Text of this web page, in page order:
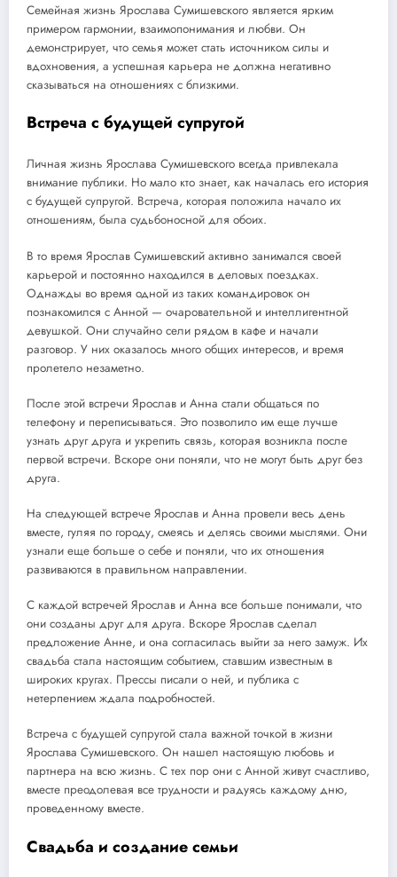
Семейная жизнь Ярослава Сумишевского является ярким
примером гармонии, взаимопонимания и любви. Он
демонстрирует, что семья может стать источником силы и
вдохновения, а успешная карьера не должна негативно
сказываться на отношениях с близкими.
Встреча с будущей супругой
Личная жизнь Ярослава Сумишевского всегда привлекала
внимание публики. Но мало кто знает, как началась его история
с будущей супругой. Встреча, которая положила начало их
отношениям, была судьбоносной для обоих.
В то время Ярослав Сумишевский активно занимался своей
карьерой и постоянно находился в деловых поездках.
Однажды во время одной из таких командировок он
познакомился с Анной — очаровательной и интеллигентной
девушкой. Они случайно сели рядом в кафе и начали
разговор. У них оказалось много общих интересов, и время
пролетело незаметно.
После этой встречи Ярослав и Анна стали общаться по
телефону и переписываться. Это позволило им еще лучше
узнать друг друга и укрепить связь, которая возникла после
первой встречи. Вскоре они поняли, что не могут быть друг без
друга.
На следующей встрече Ярослав и Анна провели весь день
вместе, гуляя по городу, смеясь и делясь своими мыслями. Они
узнали еще больше о себе и поняли, что их отношения
развиваются в правильном направлении.
С каждой встречей Ярослав и Анна все больше понимали, что
они созданы друг для друга. Вскоре Ярослав сделал
предложение Анне, и она согласилась выйти за него замуж. Их
свадьба стала настоящим событием, ставшим известным в
широких кругах. Прессы писали о ней, и публика с
нетерпением ждала подробностей.
Встреча с будущей супругой стала важной точкой в жизни
Ярослава Сумишевского. Он нашел настоящую любовь и
партнера на всю жизнь. С тех пор они с Анной живут счастливо,
вместе преодолевая все трудности и радуясь каждому дню,
проведенному вместе.
Свадьба и создание семьи